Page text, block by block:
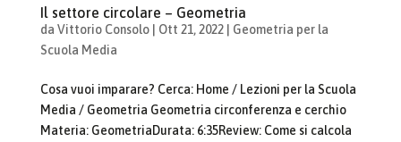
Il settore circolare – Geometria
da Vittorio Consolo| Ott 21, 2022| Geometria per la
Scuola Media
Cosa vuoi imparare? Cerca: Home / Lezioni per la Scuola
Media / Geometria Geometria circonferenza e cerchio
Materia: GeometriaDurata: 6:35Review: Come si calcola